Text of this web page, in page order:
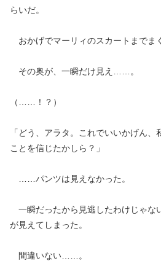
らいだ。
おかげでマーリィのスカートまでま
その奥が、一瞬だけ見え……。
（……！？）
「どう、アラタ。これでいいかげん
ことを信じたかしら？」
……パンツは見えなかった。
一瞬だったから見逃したわけじゃな
が見えてしまった。
間違いない……。